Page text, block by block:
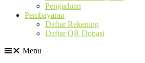
Pengaduan
Pembayaran
Daftar Rekening
Daftar QR Donasi
Menu